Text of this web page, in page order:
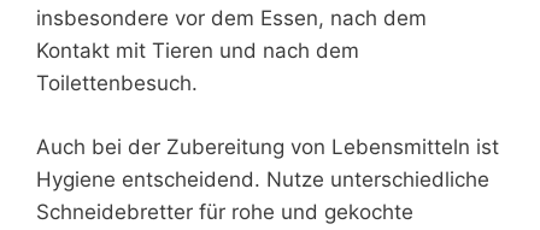
insbesondere vor dem Essen, nach dem
Kontakt mit Tieren und nach dem
Toilettenbesuch.
Auch bei der Zubereitung von Lebensmitteln ist
Hygiene entscheidend. Nutze unterschiedliche
Schneidebretter für rohe und gekochte